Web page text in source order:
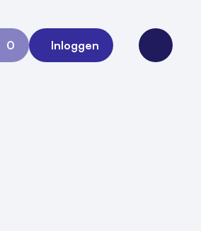
0
Aanvraag 0
Inloggen
Open